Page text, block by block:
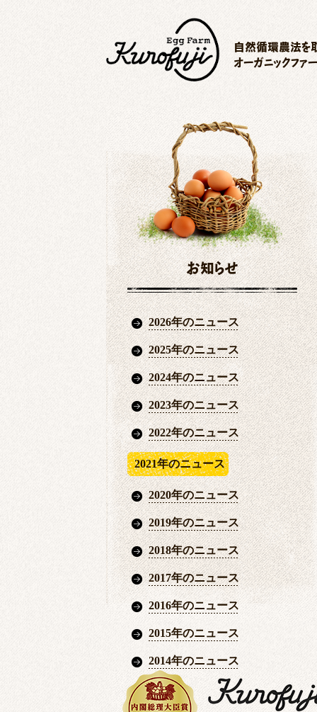
自然循環農法を
オーガニックファ
お知らせ
2026年のニュース
2025年のニュース
2024年のニュース
2023年のニュース
2022年のニュース
2021年のニュース
2020年のニュース
2019年のニュース
2018年のニュース
2017年のニュース
2016年のニュース
2015年のニュース
2014年のニュース